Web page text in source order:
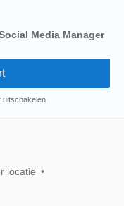
Media Manager
uitschakelen
locatie